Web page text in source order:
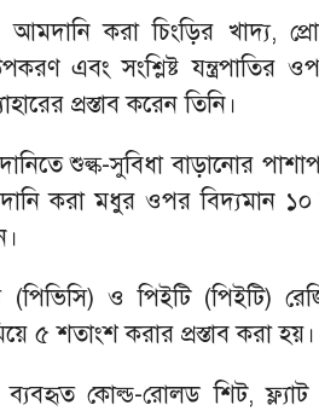
করা চিংড়ির খাদ্য,
এবং সংশ্লিষ্ট যন্ত্রপাতির
প্রস্তাব করেন তিনি।
শুল্ক-সুবিধা বাড়ানোর
করা মধুর ওপর বিদ্যমান
ও পিইটি (পিইটি)
৫ শতাংশ করার প্রস্তাব করা হয়।
কোল্ড-রোলড শিট,